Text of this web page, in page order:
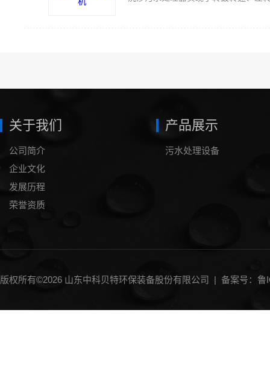
关于我们
公司简介
企业文化
发展历程
荣誉资质
产品展示
污水处理设备
版权所有©2026 山东中科贝特环保装备股份有限公司 | 备案号：鲁